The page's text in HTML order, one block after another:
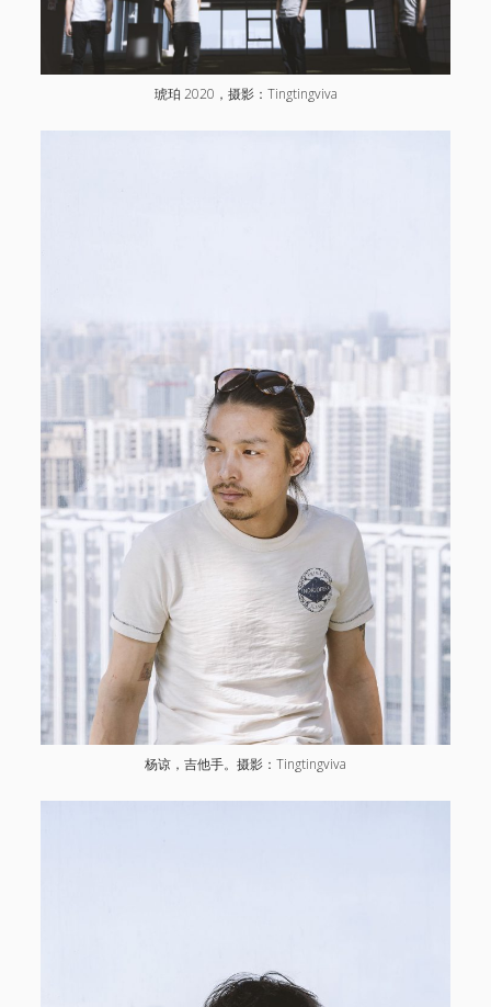
1724唱片
伍子杰
01 寒武
音
频
播
放
00:00 00:00
1.01 寒武
8:26
2. 02 光年
8:06
3.「03 鹭屿(demo)」 — AMBER
8:02
04 湖
8:38
5.
鸟线
7:30
6. 06 宿醉之星 7:42
琥珀 2020，摄影：Tingtingviva
杨谅，吉他手。摄影：Tingtingviva